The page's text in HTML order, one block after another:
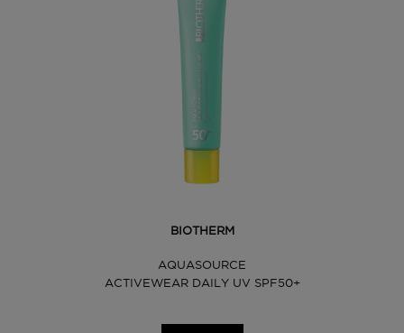
BIOTHERM
AQUASOURCE
ACTIVEWEAR DAILY UV SPF50+